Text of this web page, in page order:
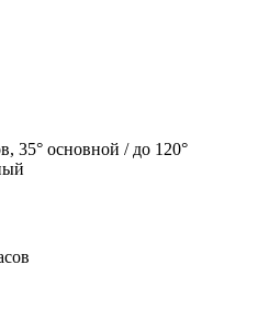
35° основной / до 120°